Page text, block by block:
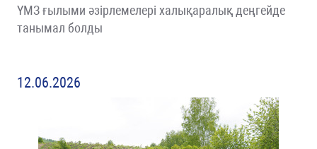
ҮМЗ ғылыми әзірлемелері халықаралық деңгейде
танымал болды
12.06.2026